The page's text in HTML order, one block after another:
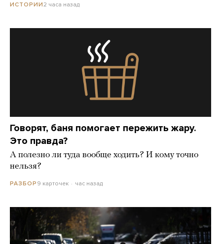
ИСТОРИИ 2 часа назад
Говорят, баня помогает пережить жару.
Это правда?
А полезно ли туда вообще ходить? И кому точно
нельзя?
РАЗБОР 9 карточек час назад